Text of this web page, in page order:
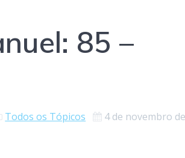
85 –
Todos os Tópicos
4 de novembro